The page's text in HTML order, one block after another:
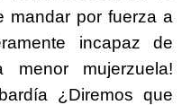
mandar por fuerza a
incapaz de
mujerzuela!
¿Diremos que